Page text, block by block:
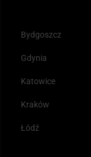
Bydgoszcz
Gdynia
Katowice
Kraków
Łódź